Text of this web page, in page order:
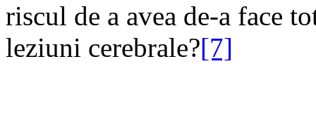
riscul de a avea de-a face
leziuni cerebrale?[7]